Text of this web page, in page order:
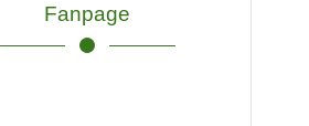
Fanpage